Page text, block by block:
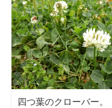
四つ葉のクローバー。